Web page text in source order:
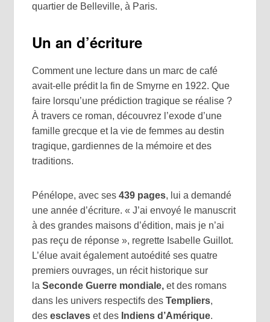
quartier de Belleville, à Paris.
Un an d’écriture
Comment une lecture dans un marc de café
avait-elle prédit la fin de Smyrne en 1922. Que
faire lorsqu’une prédiction tragique se réalise ?
À travers ce roman, découvrez l’exode d’une
famille grecque et la vie de femmes au destin
tragique, gardiennes de la mémoire et des
traditions.
Pénélope, avec ses439 pages, lui a demandé
une année d’écriture. « J’ai envoyé le manuscrit
à des grandes maisons d’édition, mais je n’ai
pas reçu de réponse », regrette Isabelle Guillot.
L’élue avait également autoédité ses quatre
premiers ouvrages, un récit historique sur
laSeconde Guerre mondiale, et des romans
dans les univers respectifs desTempliers,
desesclaveset des Indiens d’Amérique.